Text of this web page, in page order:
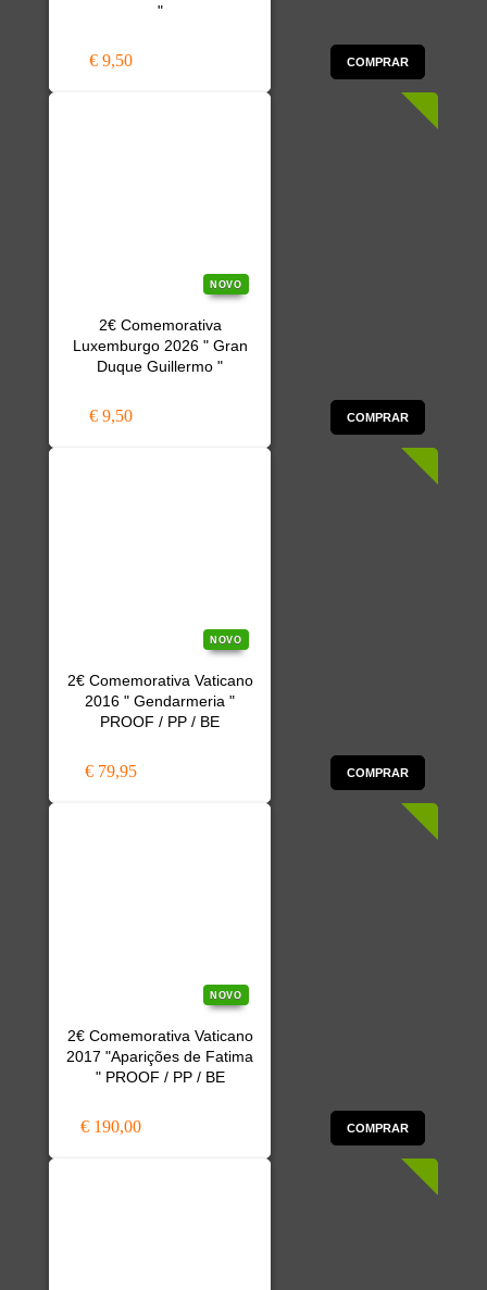
"
€ 9,50 COMPRAR
NOVO
2€ Comemorativa
Luxemburgo 2026 " Gran
Duque Guillermo "
€ 9,50 COMPRAR
NOVO
2€ Comemorativa Vaticano
2016 " Gendarmeria "
PROOF / PP / BE
€ 79,95 COMPRAR
NOVO
2€ Comemorativa Vaticano
2017 "Aparições de Fatima
" PROOF / PP / BE
€ 190,00 COMPRAR